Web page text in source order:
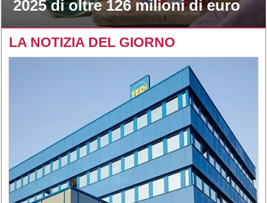
2025 di oltre 126 milioni di euro
LA NOTIZIA DEL GIORNO